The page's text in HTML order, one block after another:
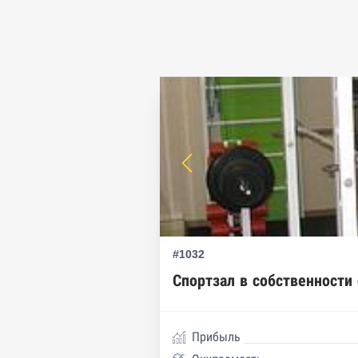
Реестры ФНС
Реестр заключенных
Реестр членов Торгово-
Реестр уведомлений о
Реестр недействительных
Единый реестр малого и
#1032
Спортзал в
Прибыль